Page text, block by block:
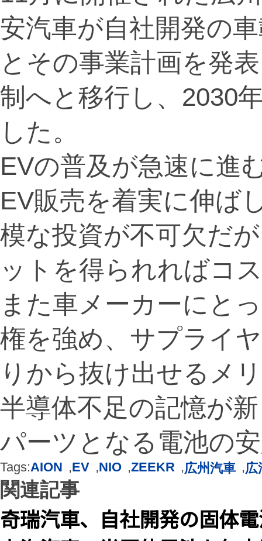
安汽車が自社開発の
とその事業計画を発
制へと移行し、2030
した。
EVの普及が急速に進
EV販売を着実に伸ば
模な投資が不可欠だ
ットを得られればコ
また車メーカーにと
権を強め、サプライ
りから抜け出せるメ
半導体不足の記憶が
パーツとなる電池の
Tags:AION ,EV ,NIO ,ZEEKR ,広州汽車 ,広
関連記事
奇瑞汽車、自社開発の固体